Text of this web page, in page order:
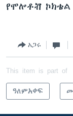
የሞሎቶቭ
አጋሩ
This item is part of
ዓለምአቀፍ